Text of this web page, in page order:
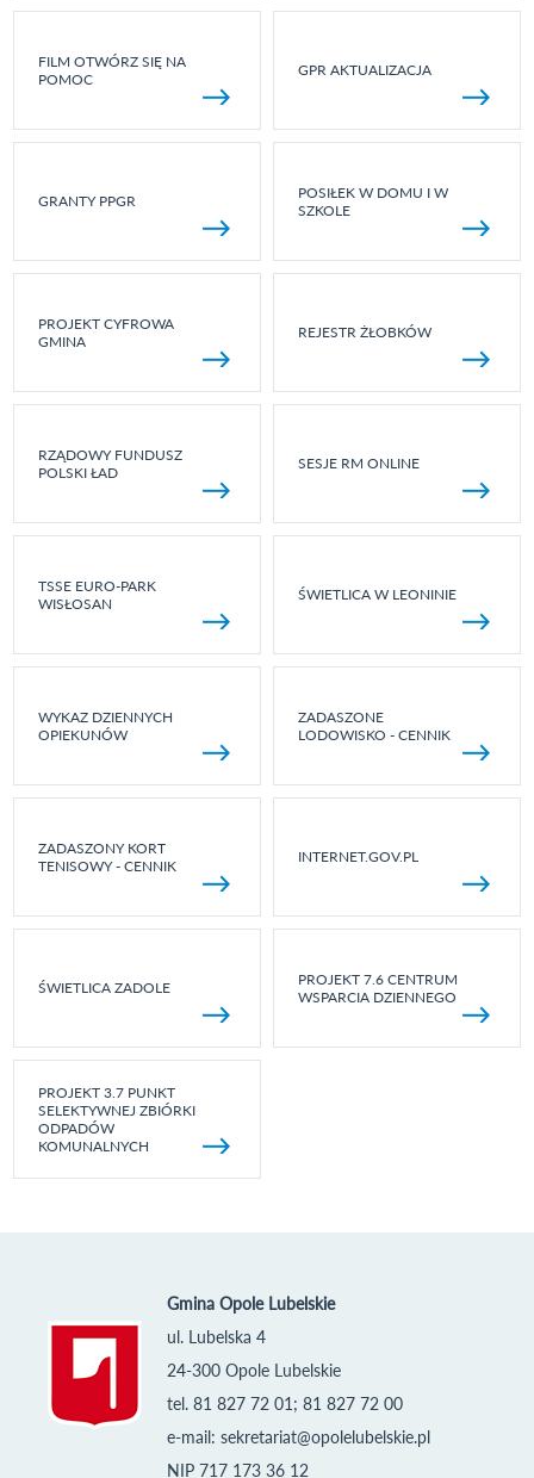
FILM OTWÓRZ SIĘ NA
POMOC
GPR AKTUALIZACJA
GRANTY PPGR
POSIŁEK W DOMU I W
SZKOLE
PROJEKT CYFROWA
GMINA
REJESTR ŻŁOBKÓW
RZĄDOWY FUNDUSZ
POLSKI ŁAD
SESJE RM ONLINE
TSSE EURO-PARK
WISŁOSAN
ŚWIETLICA W LEONINIE
WYKAZ DZIENNYCH
OPIEKUNÓW
ZADASZONE
LODOWISKO - CENNIK
ZADASZONY KORT
TENISOWY - CENNIK
INTERNET.GOV.PL
ŚWIETLICA ZADOLE
PROJEKT 7.6 CENTRUM
WSPARCIA DZIENNEGO
PROJEKT 3.7 PUNKT
SELEKTYWNEJ ZBIÓRKI
ODPADÓW
KOMUNALNYCH
Gmina Opole Lubelskie
ul. Lubelska 4
24-300 Opole Lubelskie
tel. 81 827 72 01; 81 827 72 00
e-mail: sekretariat@opolelubelskie.pl
NIP 717 173 36 12